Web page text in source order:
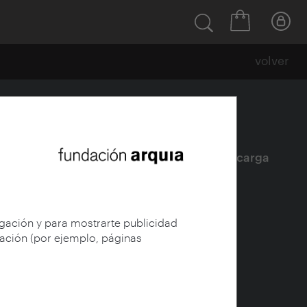
y para mostrarte publicidad
(por ejemplo, páginas
volver
Ficha| Descarga